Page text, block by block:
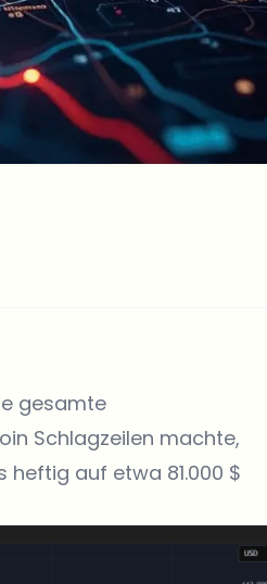
gesamte
Schlagzeilen machte,
heftig auf etwa 81.000 $